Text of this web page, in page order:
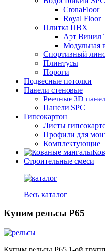
CronaFloor
Royal Floor
Плитка ПВХ
Арт Винил
Модульная
Спортивный
Плинтусы
Пороги
Подвесные потолки
Панели стеновые
Реечные 3D
Панели SPC
Гипсокартон
Листы
Профили для
Комплектующие
Строительные смеси
Весь каталог
Купим рельсы Р65